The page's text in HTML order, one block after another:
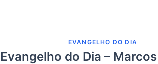
EVANGELHO DO DIA
Evangelho do Dia –